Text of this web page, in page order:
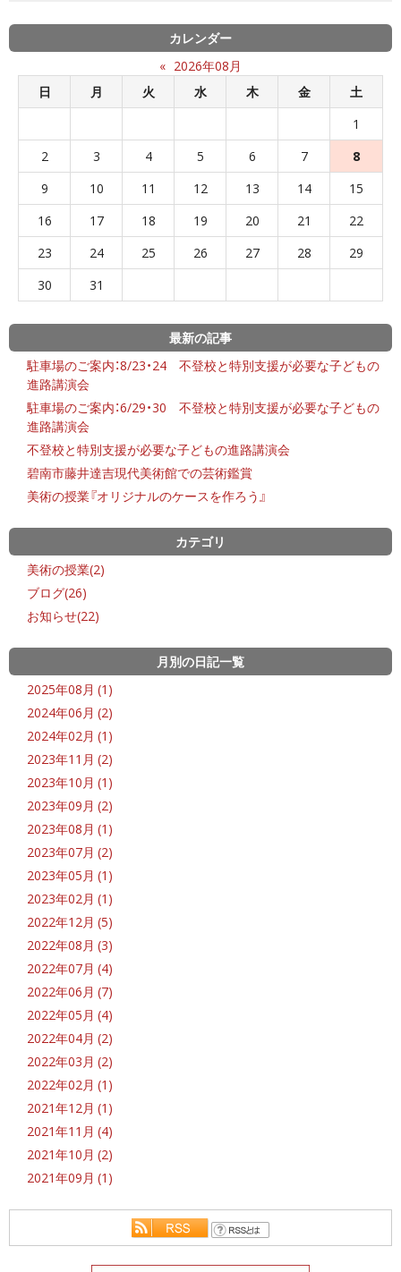
カレンダー
« 2026年08月
日
月 火 水 木 金
土
1
2
3 4 5 6 7
8
9
10 11 12 13 14
15
16
17 18 19 20 21
22
23
24 25 26 27 28
29
30
31
最新の記事
駐車場のご案内：8/23・24 不登校と特別支援が必要な子どもの
進路講演会
駐車場のご案内：6/29・30 不登校と特別支援が必要な子どもの
進路講演会
不登校と特別支援が必要な子どもの進路講演会
碧南市藤井達吉現代美術館での芸術鑑賞
美術の授業『オリジナルのケースを作ろう』
カテゴリ
美術の授業(2)
ブログ(26)
お知らせ(22)
月別の日記一覧
2025年08月 (1)
2024年06月 (2)
2024年02月 (1)
2023年11月 (2)
2023年10月 (1)
2023年09月 (2)
2023年08月 (1)
2023年07月 (2)
2023年05月 (1)
2023年02月 (1)
2022年12月 (5)
2022年08月 (3)
2022年07月 (4)
2022年06月 (7)
2022年05月 (4)
2022年04月 (2)
2022年03月 (2)
2022年02月 (1)
2021年12月 (1)
2021年11月 (4)
2021年10月 (2)
2021年09月 (1)